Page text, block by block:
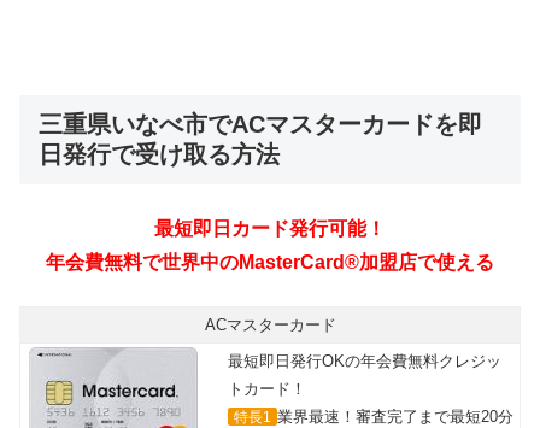
三重県いなべ市でACマスターカードを即
日発行で受け取る方法
ACマスターカード
最短即日発行OKの年会費無料クレジッ
トカード！
特長1 業界最速！審査完了まで最短20分